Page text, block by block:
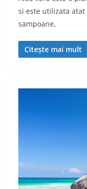
si este utilizata
sampoane,
Citește mai mult